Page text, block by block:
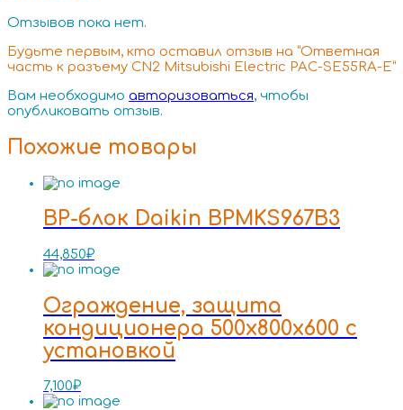
Отзывов пока нет.
Будьте первым, кто оставил отзыв на “Ответная
часть к разъему CN2 Mitsubishi Electric PAC-SE55RA-E”
Вам необходимо авторизоваться, чтобы
опубликовать отзыв.
Похожие товары
BP-блок Daikin BPMKS967B3
44,850₽
Ограждение, защита
кондиционера 500x800x600 с
установкой
7,100₽